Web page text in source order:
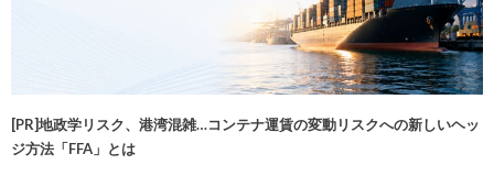
[PR]地政学リスク、港湾混雑…コンテナ運賃の変動リスクへの新しいヘッ
ジ方法「FFA」とは